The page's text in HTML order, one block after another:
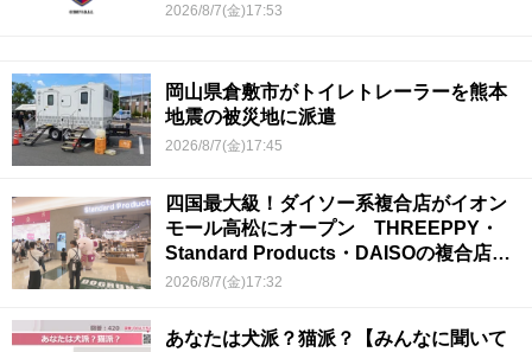
2026/8/7(金)17:53
岡山県倉敷市がトイレトレーラーを熊本
地震の被災地に派遣
2026/8/7(金)17:45
四国最大級！ダイソー系複合店がイオン
モール高松にオープン THREEPPY・
Standard Products・DAISOの複合店は
香川県初
2026/8/7(金)17:32
あなたは犬派？猫派？【みんなに聞いて